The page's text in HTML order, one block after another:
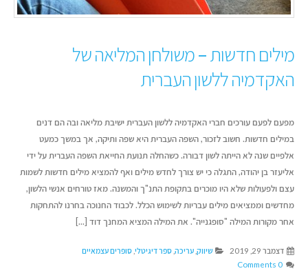
מילים חדשות – משולחן המליאה של
האקדמיה ללשון העברית
מפעם לפעם עורכים חברי האקדמיה ללשון העברית ישיבת מליאה ובה הם דנים
במילים חדשות. חשוב לזכור, השפה העברית היא שפה ותיקה, אך במשך כמעט
אלפיים שנה לא הייתה לשון דבורה. כשהחלה תנועת החייאת השפה העברית על ידי
אליעזר בן יהודה, התגלה כי יש צורך לחדש מילים ואף להמציא מילים חדשות לשמות
עצם ולפעולות שלא היו מוכרים בתקופת התנ"ך והמשנה. מאז טורחים אנשי הלשון,
מחדשים וממציאים מילים עבריות לשימוש הכלל. לכבוד החנוכה בחרנו להתחקות
אחר מקורות המילה "סופגנייה". את המילה המציא המחנך דוד [...]
דצמבר 29, 2019 שיווק ,עריכה ,ספר דיגיטלי ,סופרים עצמאיים
0 Comments